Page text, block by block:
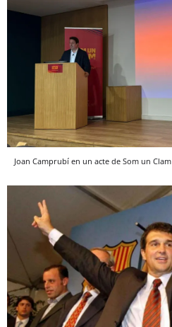
Joan Camprubí en un acte de Som un Clam